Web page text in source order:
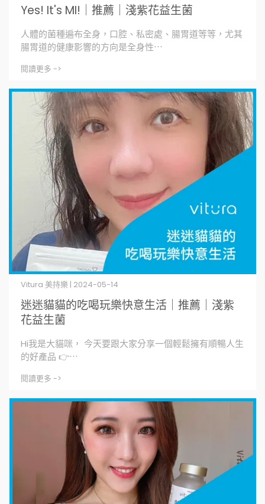
Yes! It's MI!｜推薦｜淺紫花益生菌
人體的菌種遍布全身，口腔、私密處、腸胃道等等，尤其
腸胃道的健康影響的方向是全身性⋯
閱讀更多 ->
迷迷貓貓的吃喝玩樂快意生活｜推薦｜淺紫
花益生菌
Vitura 美持樂 | 2024-05-14
Hi我是大貓咪， 今天要跟大家分享一個輕鬆擁有順暢人生
的好產品 👉⋯
閱讀更多 ->